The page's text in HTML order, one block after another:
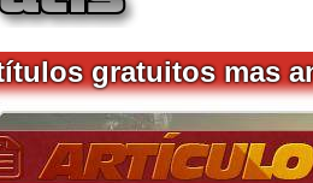
gratuitos mas